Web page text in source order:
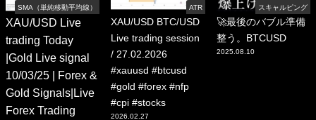
SMA（単純移動平均線）
XAU/USD Live
trading Today
|Gold Live signal
10/03/25 | Forex &
Gold Signals|Live
Forex Trading
ATR
XAU/USD BTC/USD
Live trading session
/ 27.02.2026
#xauusd #btcusd
#gold #forex #nfp
#cpi #stocks
2026.02.27
スキャルピング
🚀最後のバブル準備
整う。BTCUSD
2025.08.10